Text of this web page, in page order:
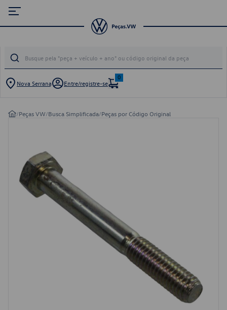
Nova Serrana Entre/registre-se
0
/Peças VW/Busca Simplificada/Peças por Código Original